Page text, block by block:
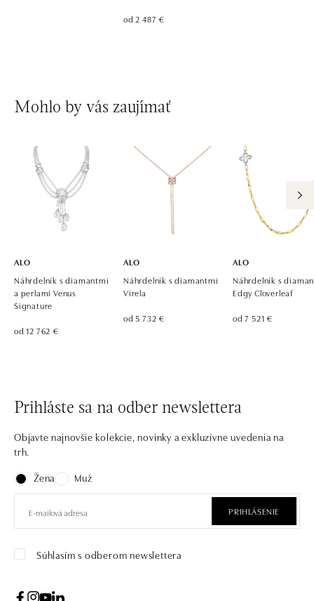
od 2 487 €
Mohlo by vás zaujímať
ALO
Náhrdelník s diamantmi
a perlami Venus
Signature
od 12 762 €
ALO
Náhrdelník s diamantmi
Virela
od 5 732 €
ALO
Náhrdelník s
Edgy Cloverleaf
od 7 521 €
Prihláste sa na odber newslettera
Objavte najnovšie kolekcie, novinky a exkluzívne uvedenia na
trh.
Žena
Muž
PRIHLÁSENIE
Súhlasím s odberom newslettera